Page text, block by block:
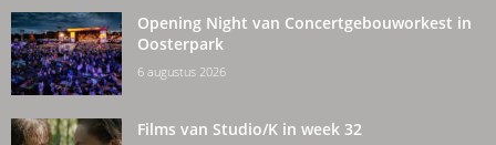
Opening Night van Concertgebouworkest in
Oosterpark
6 augustus 2026
Films van Studio/K in week 32